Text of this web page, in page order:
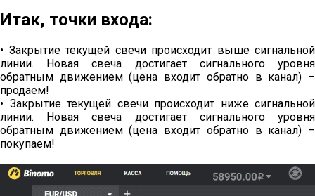
Итак, точки входа:
• Закрытие текущей свечи происходит выше сигнальной
линии. Новая свеча достигает сигнального уровня
обратным движением (цена входит обратно в канал) –
продаем!
• Закрытие текущей свечи происходит ниже сигнальной
линии. Новая свеча достигает сигнального уровня
обратным движением (цена входит обратно в канал) –
покупаем!